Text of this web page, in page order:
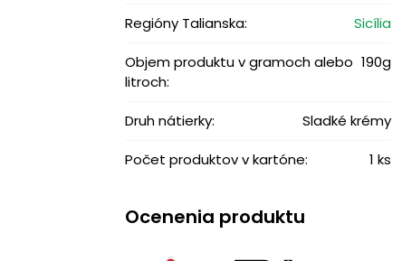
Regióny Talianska: Sicília
Objem produktu v gramoch alebo
litroch:
190g
Druh nátierky: Sladké krémy
Počet produktov v kartóne: 1 ks
Ocenenia produktu